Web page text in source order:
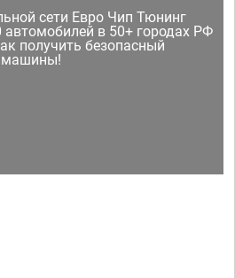
сети Евро Чип Тюнинг
в 50+ городах РФ
получить безопасный
машины!